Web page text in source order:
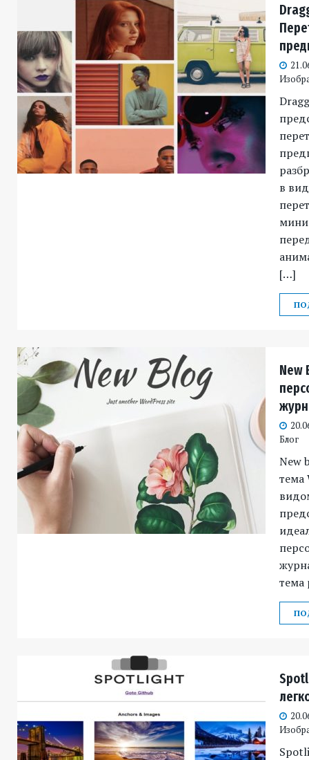
в
[…]
New
Блог
New
тема
тема